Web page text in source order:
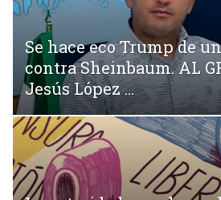
Se hace eco Trump de
contra Sheinbaum. AL
Jesús López ...